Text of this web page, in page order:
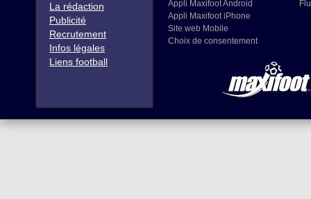
La rédaction
Publicité
Recrutement
Infos légales
Liens football
Appli Maxifoot Android
Appli Maxifoot iPhone
Site web Mobile
Choix de consentement